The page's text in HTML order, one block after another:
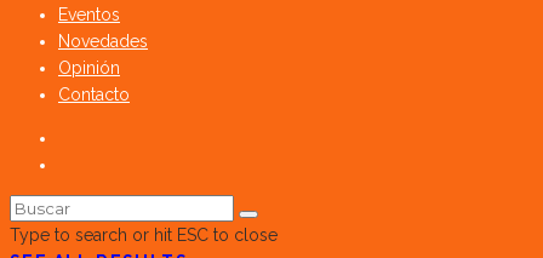
Eventos
Novedades
Opinión
Contacto
Type to search or hit ESC to close